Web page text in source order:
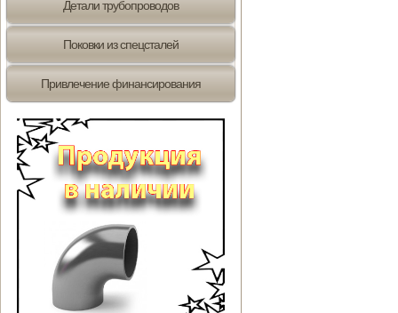
Детали трубопроводов
Поковки из спецсталей
Привлечение финансирования